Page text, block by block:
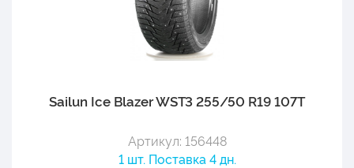
Sailun Ice Blazer WST3 255/50 R19 107T
Артикул: 156448
1 шт. Поставка 4 дн.